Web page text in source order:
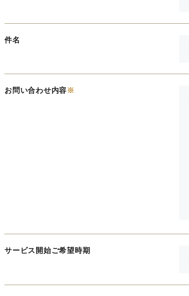
件名
お問い合わせ内容※
サービス開始ご希望時期